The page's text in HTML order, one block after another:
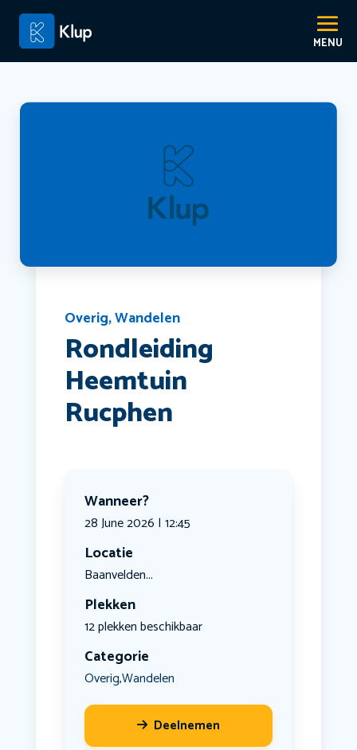
Overig,Wandelen
Rondleiding
Heemtuin
Rucphen
Wanneer?
28 June 2026 | 12:45
Locatie
Baanvelden...
Plekken
12 plekken beschikbaar
Categorie
Overig,Wandelen
Deelnemen